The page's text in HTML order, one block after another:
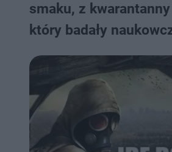
smaku, z
który badały